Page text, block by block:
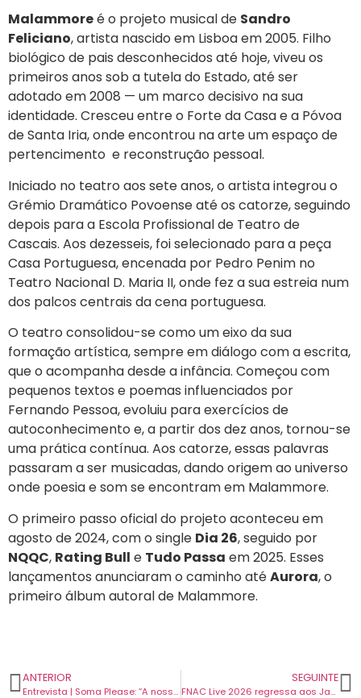
Malammoreé o projeto musical de Sandro
Feliciano, artista nascido em Lisboa em 2005. Filho
biológico de pais desconhecidos até hoje, viveu os
primeiros anos sob a tutela do Estado, até ser
adotado em 2008 — um marco decisivo na sua
identidade. Cresceu entre o Forte da Casa e a Póvoa
de Santa Iria, onde encontrou na arte um espaço de
pertencimento e reconstrução pessoal.
Iniciado no teatro aos sete anos, o artista integrou o
Grémio Dramático Povoense até os catorze, seguindo
depois para a Escola Profissional de Teatro de
Cascais. Aos dezesseis, foi selecionado para a peça
Casa Portuguesa, encenada por Pedro Penim no
Teatro Nacional D. Maria II, onde fez a sua estreia num
dos palcos centrais da cena portuguesa.
O teatro consolidou-se como um eixo da sua
formação artística, sempre em diálogo com a escrita,
que o acompanha desde a infância. Começou com
pequenos textos e poemas influenciados por
Fernando Pessoa, evoluiu para exercícios de
autoconhecimento e, a partir dos dez anos, tornou-se
uma prática contínua. Aos catorze, essas palavras
passaram a ser musicadas, dando origem ao universo
onde poesia e som se encontram em Malammore.
O primeiro passo oficial do projeto aconteceu em
agosto de 2024, com o single Dia 26, seguido por
NQQC, Rating Bull e Tudo Passa em 2025. Esses
lançamentos anunciaram o caminho atéAurora, o
primeiro álbum autoral de Malammore.
ANTERIOR
Entrevista | Soma Please: “A nossa escrita acaba por ser mais espontânea do que seria se estivéssemos num sítio com muito tempo disponível”.
SEGUINTE
FNAC Live 2026 regressa aos Jardins da Torre de Belém. E continua gratuito.